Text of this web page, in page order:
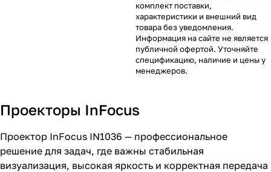
комплект поставки,
характеристики и внешний вид
товара без уведомления.
Информация на сайте не является
публичной офертой. Уточняйте
спецификацию, наличие и цены у
менеджеров.
Проекторы InFocus
Проектор InFocus IN1036 — профессиональное
решение для задач, где важны стабильная
визуализация, высокая яркость и корректная передача